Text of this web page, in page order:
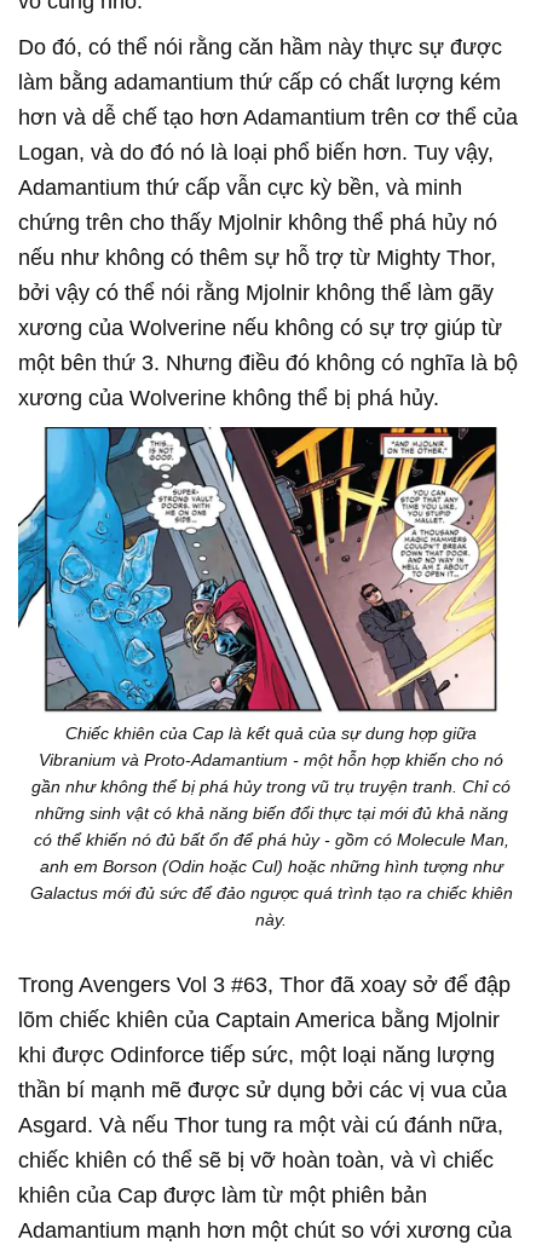
Do đó, có thể nói rằng căn hầm này thực sự được
làm bằng adamantium thứ cấp có chất lượng kém
hơn và dễ chế tạo hơn Adamantium trên cơ thể của
Logan, và do đó nó là loại phổ biến hơn. Tuy vậy,
Adamantium thứ cấp vẫn cực kỳ bền, và minh
chứng trên cho thấy Mjolnir không thể phá hủy nó
nếu như không có thêm sự hỗ trợ từ Mighty Thor,
bởi vậy có thể nói rằng Mjolnir không thể làm gãy
xương của Wolverine nếu không có sự trợ giúp từ
một bên thứ 3. Nhưng điều đó không có nghĩa là bộ
xương của Wolverine không thể bị phá hủy.
Chiếc khiên của Cap là kết quả của sự dung hợp giữa
Vibranium và Proto-Adamantium - một hỗn hợp khiến cho nó
gần như không thể bị phá hủy trong vũ trụ truyện tranh. Chỉ có
những sinh vật có khả năng biến đổi thực tại mới đủ khả năng
có thể khiến nó đủ bất ổn để phá hủy - gồm có Molecule Man,
anh em Borson (Odin hoặc Cul) hoặc những hình tượng như
Galactus mới đủ sức để đảo ngược quá trình tạo ra chiếc khiên
này.
Trong Avengers Vol 3 #63, Thor đã xoay sở để đập
lõm chiếc khiên của Captain America bằng Mjolnir
khi được Odinforce tiếp sức, một loại năng lượng
thần bí mạnh mẽ được sử dụng bởi các vị vua của
Asgard. Và nếu Thor tung ra một vài cú đánh nữa,
chiếc khiên có thể sẽ bị vỡ hoàn toàn, và vì chiếc
khiên của Cap được làm từ một phiên bản
Adamantium mạnh hơn một chút so với xương của